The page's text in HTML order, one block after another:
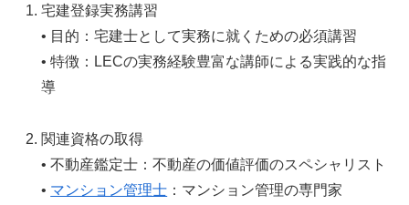
宅建登録実務講習
• 目的：宅建士として実務に就くための必須講習
• 特徴：LECの実務経験豊富な講師による実践的な指
導
関連資格の取得
• 不動産鑑定士：不動産の価値評価のスペシャリスト
• マンション管理士 ：マンション管理の専門家